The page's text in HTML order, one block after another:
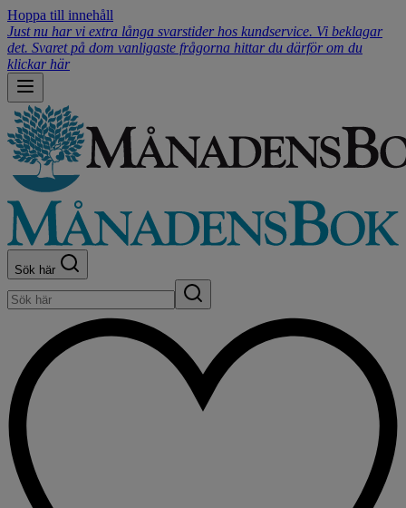
Hoppa till innehåll
Just nu har vi extra långa svarstider hos kundservice. Vi beklagar
det. Svaret på dom vanligaste frågorna hittar du därför om du
klickar här
Sök här